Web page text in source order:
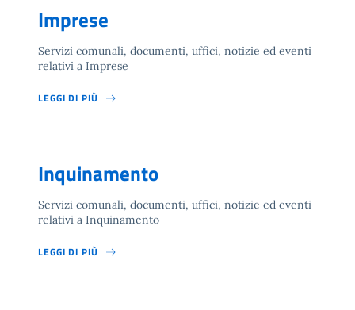
Imprese
Servizi comunali, documenti, uffici, notizie ed eventi
relativi a Imprese
LEGGI DI PIÙ
Inquinamento
Servizi comunali, documenti, uffici, notizie ed eventi
relativi a Inquinamento
LEGGI DI PIÙ